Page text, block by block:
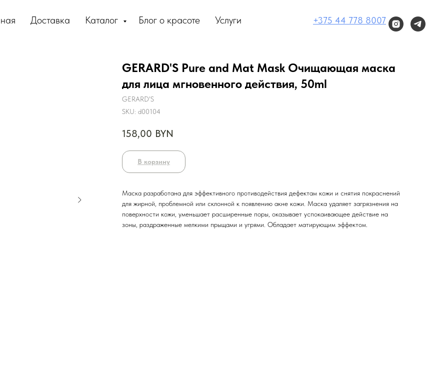
Доставка Каталог Блог о красоте Услуги +375 44 778 8007
GERARD'S Pure and Mat Mask Очищающая маска
для лица мгновенного действия, 50ml
GERARD'S
SKU: d00104
158,00 BYN
В корзину
Маска разработана для эффективного противодействия дефектам кожи и снятия покраснений
для жирной, проблемной или склонной к появлению акне кожи. Маска удаляет загрязнения на
поверхности кожи, уменьшает расширенные поры, оказывает успокаивающее действие на
зоны, раздраженные мелкими прыщами и угрями. Обладает матирующим эффектом.